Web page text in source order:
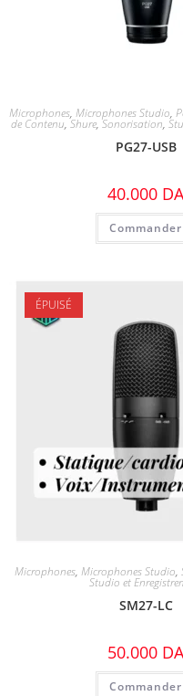
Microphones,Microphones Studio,
de Contenu,Shure, Sonorisation,
PG27-USB
40.000
Commander
ÉPUISÉ
Microphones,Microphones Studio,
Studio et
SM27-LC
50.000 DA
Commander